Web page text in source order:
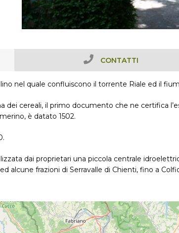
CONTATTI
nel quale confluiscono il torrente Riale ed il
dei cereali, il primo documento che ne certifica
è datato 1502.
dai proprietari una piccola centrale
alcune frazioni di Serravalle di Chienti, fino a